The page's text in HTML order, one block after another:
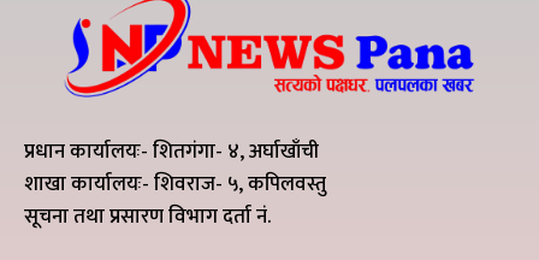
प्रधान कार्यालयः- शितगंगा- ४, अर्घाखाँची
शाखा कार्यालयः- शिवराज- ५, कपिलवस्तु
सूचना तथा प्रसारण विभाग दर्ता नं.